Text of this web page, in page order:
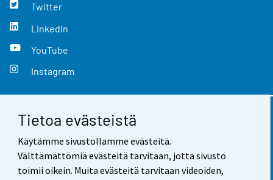
Tietoa evästeistä
Käytämme sivustollamme evästeitä.
Välttämättömiä evästeitä tarvitaan, jotta sivusto
toimii oikein. Muita evästeitä tarvitaan videoiden,
Twitter
LinkedIn
YouTube
Instagram
Yhteystiedot
Palaute
Käyttöehdot